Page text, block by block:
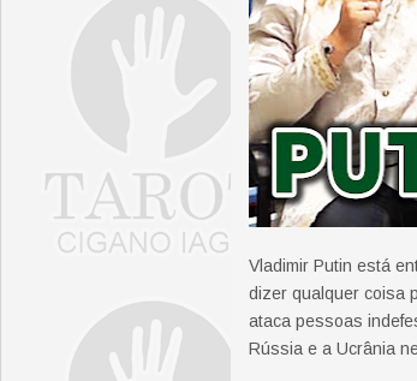
Vladimir Putin está
dizer qualquer coisa
ataca pessoas
Rússia e a Ucrânia